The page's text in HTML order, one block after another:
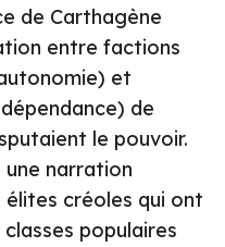
de Carthagène
entre factions
et
de
le pouvoir.
une narration
créoles qui ont
populaires